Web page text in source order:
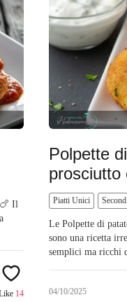
Il
14
Polpette
prosciutto
Piatti Unici
Le Polpette di
sono una ricetta
semplici ma ricchi
04/10/2025